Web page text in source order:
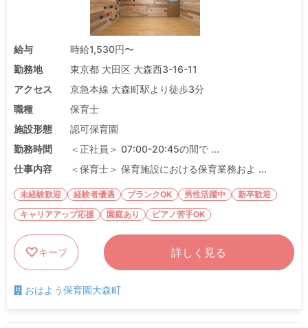
給与
時給1,530円〜
勤務地
東京都 大田区 大森西3-16-11
アクセス
京急本線 大森町駅より徒歩3分
職種
保育士
施設形態
認可保育園
勤務時間
＜正社員＞ 07:00-20:45の間で ...
仕事内容
＜保育士＞ 保育施設における保育業務およ ...
未経験歓迎 経験者優遇 ブランクOK 男性活躍中
新卒歓迎
キャリアアップ応援
園庭あり ピアノ苦手OK
キープ 詳しく見る
おはよう保育園大森町